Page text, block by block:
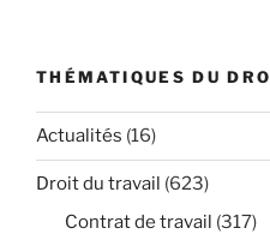
THÉMATIQUES DU
Actualités (16)
Droit du travail (623)
Contrat de travail (317)